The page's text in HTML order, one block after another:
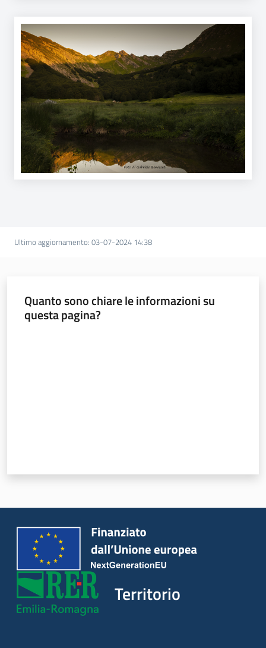
Ultimo aggiornamento: 03-07-2024 14:38
Quanto sono chiare le informazioni su
questa pagina?
Territorio